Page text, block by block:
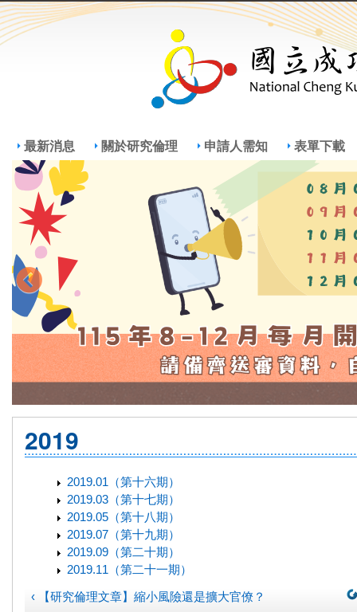
最新消息 關於研究倫理 申請人需知 表單下載
2019
2019.01（第十六期）
2019.03（第十七期）
2019.05（第十八期）
2019.07（第十九期）
2019.09（第二十期）
2019.11（第二十一期）
‹ 【研究倫理文章】縮小風險還是擴大官僚？